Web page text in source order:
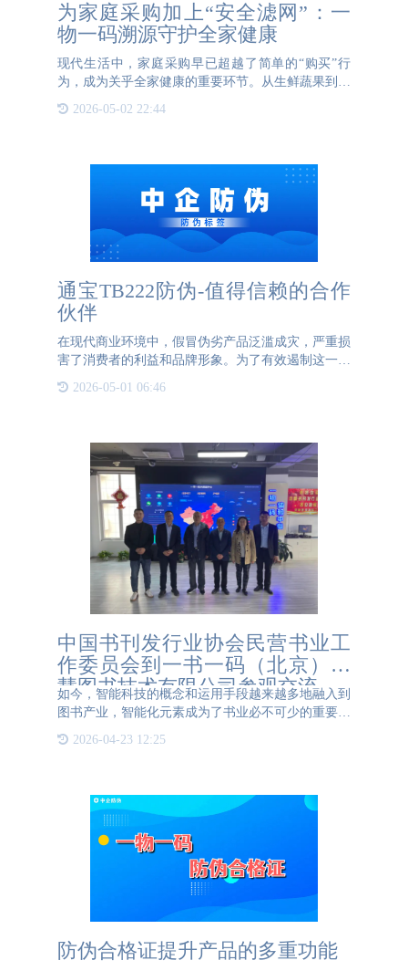
为家庭采购加上“安全滤网”：一
物一码溯源守护全家健康
现代生活中，家庭采购早已超越了简单的“购买”行
为，成为关乎全家健康的重要环节。从生鲜蔬果到日
用百货，每一样商品都直接或间接影响着家庭成员的
健康状况。随着科技的发展，“一物一码”溯源技术正
2026-05-02 22:44
通宝TB222防伪-值得信赖的合作
伙伴
在现代商业环境中，假冒伪劣产品泛滥成灾，严重损
害了消费者的利益和品牌形象。为了有效遏制这一现
品和品牌的重要工具。防伪标签的主要功能是用于产
2026-05-01 06:46
中国书刊发行业协会民营书业工
作委员会到一书一码（北京）智
慧图书技术有限公司参观交流
如今，智能科技的概念和运用手段越来越多地融入到
图书产业，智能化元素成为了书业必不可少的重要支
要支撑。3月30日，中国书刊发行业协会副秘书长鲍
2026-04-23 12:25
防伪合格证提升产品的多重功能